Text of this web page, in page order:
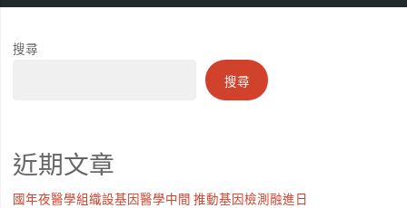
搜尋
搜尋
近期文章
國年夜醫學組織設基因醫學中間 推動基因檢測融進日